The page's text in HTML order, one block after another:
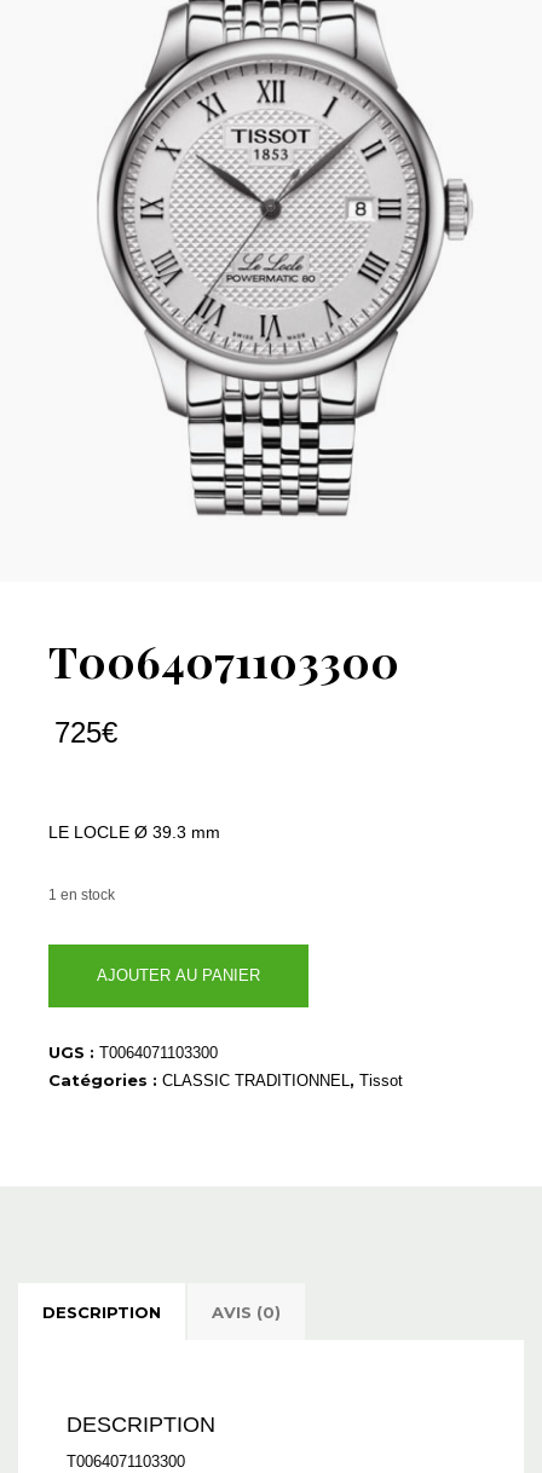
T0064071103300
725€
LE LOCLE Ø 39.3 mm
1 en stock
T0064071103300
AJOUTER AU PANIER
UGS : T0064071103300
Catégories : CLASSIC TRADITIONNEL, Tissot
DESCRIPTION AVIS (0)
DESCRIPTION
T0064071103300